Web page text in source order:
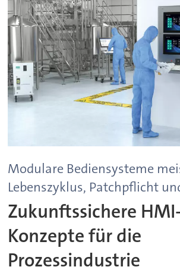
Modulare Bediensysteme
Lebenszyklus, Patchpflicht
Zukunftssichere HMI-
Konzepte für die
Prozessindustrie